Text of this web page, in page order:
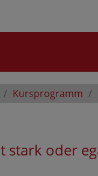
Kursprogramm
stark oder